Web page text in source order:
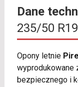
Dane
235/50
Opony letnie
wyprodukowane
bezpiecznego i